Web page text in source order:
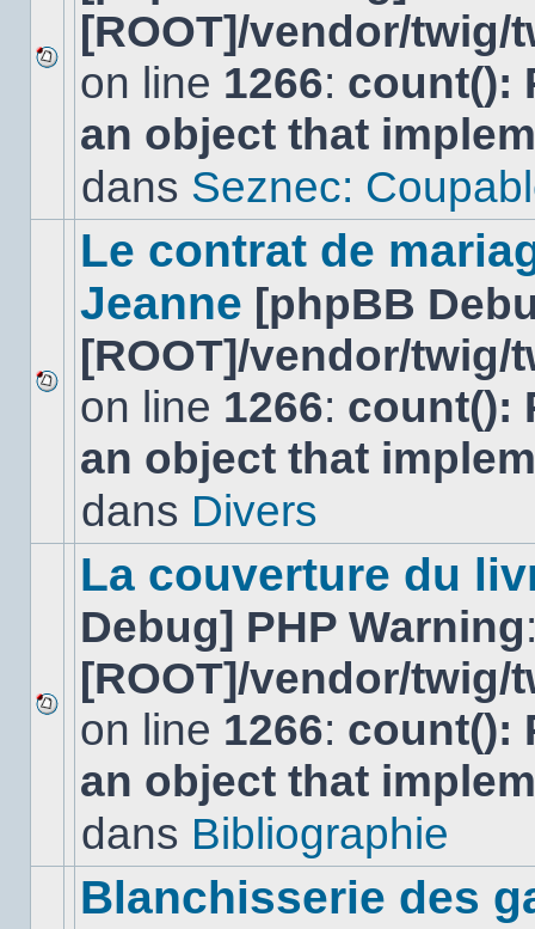
Aucun
nouveau
message
non-
dans
[ROOT]/vendor/
on line 1266: count():
an object that
dans Seznec:
Aucun
nouveau
message
non-
dans
Le contrat de
Jeanne [phpBB
[ROOT]/vendor/
on line 1266: count():
an object that
dans Divers
Aucun
nouveau
message
non-
dans
La couverture du
Debug] PHP Warning
[ROOT]/vendor/
on line 1266: count():
an object that
dans Bibliographie
Blanchisserie des